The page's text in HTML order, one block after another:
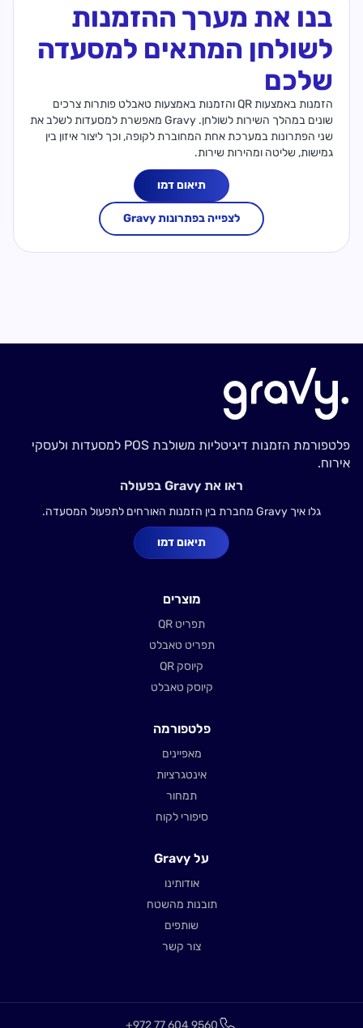
בנו את מערך ההזמנות
לשולחן המתאים למסעדה
שלכם
הזמנות באמצעות QR והזמנות באמצעות טאבלט פותרות צרכים
שונים במהלך השירות לשולחן. Gravy מאפשרת למסעדות לשלב את
שני הפתרונות במערכת אחת המחוברת לקופה, וכך ליצור איזון בין
גמישות, שליטה ומהירות שירות.
תיאום דמו
לצפייה בפתרונות Gravy
פלטפורמת הזמנות דיגיטליות משולבת POS למסעדות ולעסקי
אירוח.
ראו את Gravy בפעולה
גלו איך Gravy מחברת בין הזמנות האורחים לתפעול המסעדה.
תיאום דמו
מוצרים
תפריט QR
תפריט טאבלט
קיוסק QR
קיוסק טאבלט
פלטפורמה
מאפיינים
אינטגרציות
תמחור
סיפורי לקוח
על Gravy
אודותינו
תובנות מהשטח
שותפים
צור קשר
+972 77 604 9560